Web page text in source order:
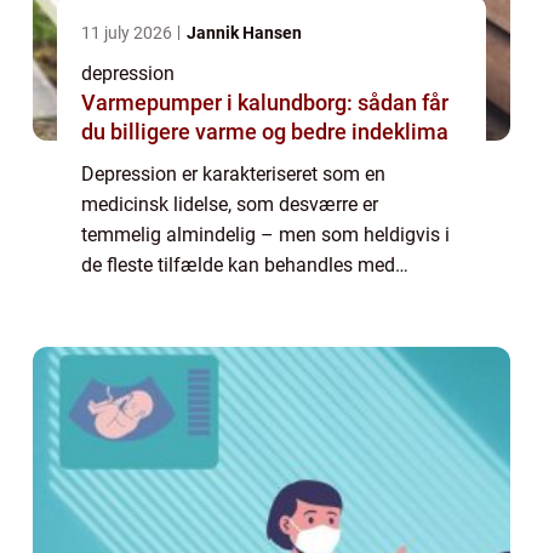
11 july 2026 Jannik Hansen
depression
Varmepumper i kalundborg: sådan får
du billigere varme og bedre indeklima
Depression er karakteriseret som en
medicinsk lidelse, som desværre er
temmelig almindelig – men som heldigvis i
de fleste tilfælde kan behandles med